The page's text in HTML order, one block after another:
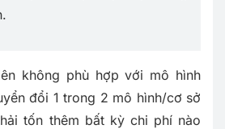
không phù hợp với mô hình
đổi 1 trong 2 mô hình/cơ sở
tốn thêm bất kỳ chi phí nào